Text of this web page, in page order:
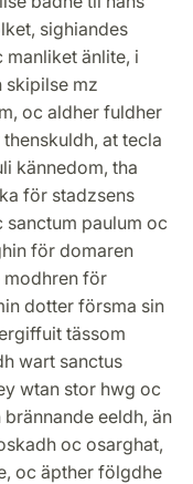
sighiandes
manliket änlite, i
skipilse mz
oc aldher fuldher
at tecla
kännedom, tha
för stadzsens
paulum oc
för domaren
modhren för
dotter försma sin
tässom
wart sanctus
wtan stor hwg oc
eeldh, än
oc osarghat,
oc äpther fölgdhe